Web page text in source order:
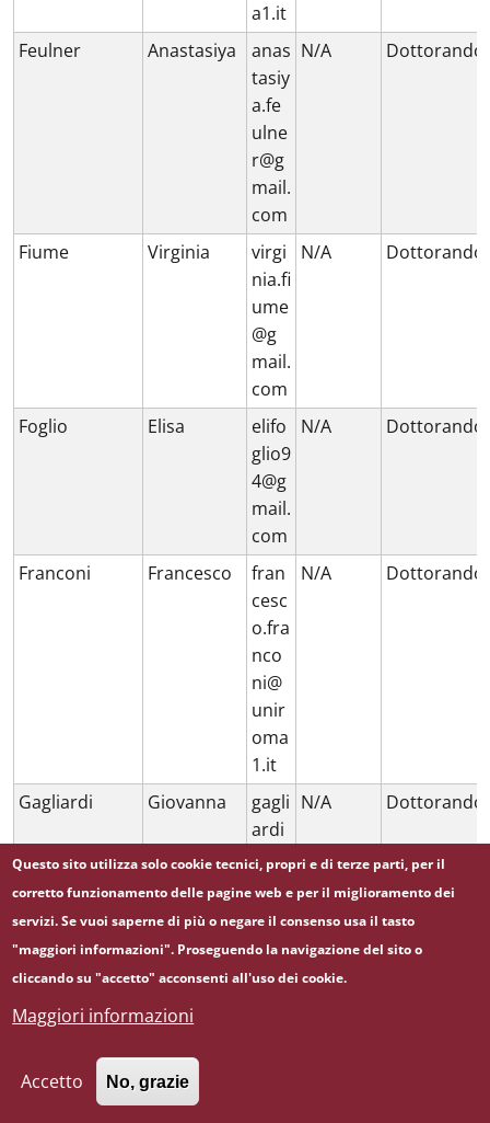
a1.it
Feulner Anastasiya
anas
tasiy
a.fe
ulne
r@g
mail.
com
N/A Dottorando
Fiume Virginia
virgi
nia.fi
ume
@g
mail.
com
N/A Dottorando
Foglio Elisa
elifo
glio9
4@g
mail.
com
N/A Dottorando
Franconi Francesco
fran
cesc
o.fra
nco
ni@
unir
oma
1.it
N/A Dottorando
Gagliardi Giovanna
gagli
ardi
giov
ann
a89
@g
N/A Dottorando
Gagliardi Salvatore
Questo sito utilizza solo cookie tecnici, propri e di terze parti, per il
corretto funzionamento delle pagine web e per il miglioramento dei
servizi. Se vuoi saperne di più o negare il consenso usa il tasto
"maggiori informazioni". Proseguendo la navigazione del sito o
cliccando su "accetto" acconsenti all'uso dei cookie.
Maggiori informazioni
Accetto No, grazie